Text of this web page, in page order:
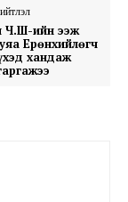
Ч.Ш-ийн ээж
Ерөнхийлөгч
хандаж